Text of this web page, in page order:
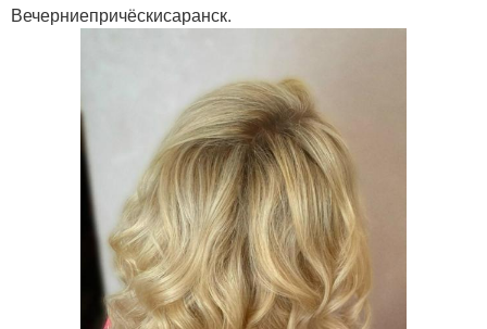
Вечерниепричёскисаранск.